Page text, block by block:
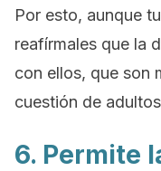
Por esto, aunque
reafírmales que la
con ellos, que son
cuestión de
6. Permite